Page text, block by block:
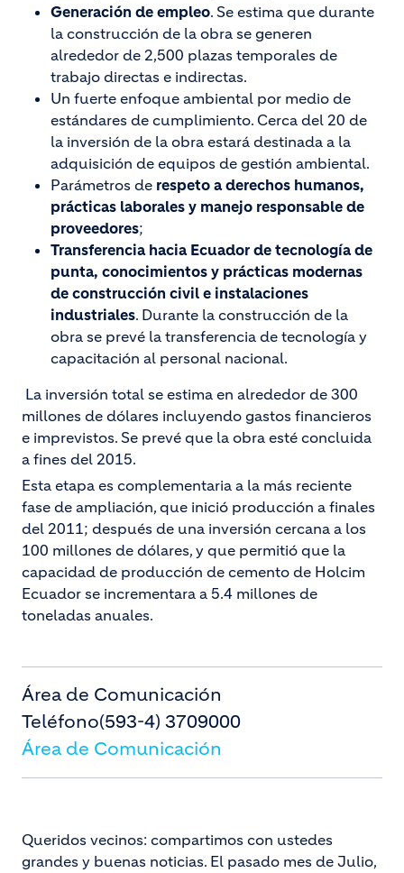
Generación de empleo. Se estima que durante
la construcción de la obra se generen
alrededor de 2,500 plazas temporales de
trabajo directas e indirectas.
Un fuerte enfoque ambiental por medio de
estándares de cumplimiento. Cerca del 20 de
la inversión de la obra estará destinada a la
adquisición de equipos de gestión ambiental.
Parámetros de respeto a derechos humanos,
prácticas laborales y manejo responsable de
proveedores;
Transferencia hacia Ecuador de tecnología de
punta, conocimientos y prácticas modernas
de construcción civil e instalaciones
industriales. Durante la construcción de la
obra se prevé la transferencia de tecnología y
capacitación al personal nacional.
La inversión total se estima en alrededor de 300
millones de dólares incluyendo gastos financieros
e imprevistos. Se prevé que la obra esté concluida
a fines del 2015.
Esta etapa es complementaria a la más reciente
fase de ampliación, que inició producción a finales
del 2011; después de una inversión cercana a los
100 millones de dólares, y que permitió que la
capacidad de producción de cemento de Holcim
Ecuador se incrementara a 5.4 millones de
toneladas anuales.
Área de Comunicación
Teléfono(593-4) 3709000
Área de Comunicación
Queridos vecinos: compartimos con ustedes
grandes y buenas noticias. El pasado mes de Julio,